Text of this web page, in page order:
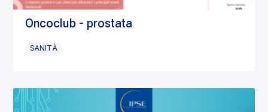
Oncoclub - prostata
SANITÀ